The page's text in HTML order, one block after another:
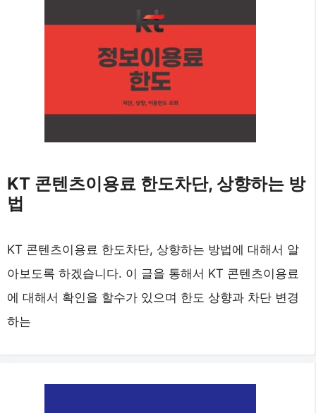
KT 콘텐츠이용료 한도차단, 상향하는 방
법
KT 콘텐츠이용료 한도차단, 상향하는 방법에 대해서 알
아보도록 하겠습니다. 이 글을 통해서 KT 콘텐츠이용료
에 대해서 확인을 할수가 있으며 한도 상향과 차단 변경
하는